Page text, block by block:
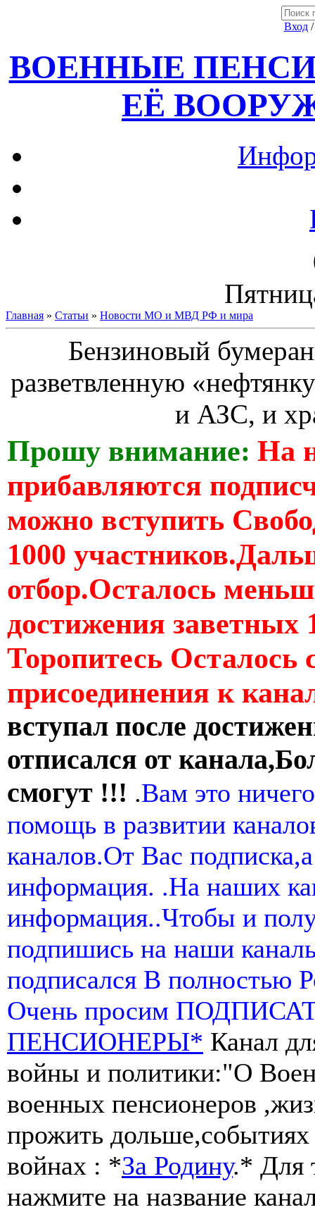
Вход
ВОЕННЫЕ
ЕЁ
Главная » Статьи » Новости МО и МВД РФ и мира
Бензиновый
разветвленную
и АЗС, и
Прошу внимание: На
прибавляются
можно вступить
1000
отбор.Осталось
достижения заветных
Торопитесь Осталось
присоединения к
вступал после
отписался от
смогут !!! .Вам это
помощь в развитии
каналов.От Вас
информация. .На наших
информация..Чтобы и
подпишись на наши
подписался В полностью
Очень просим
ПЕНСИОНЕРЫ* Канал
войны и политики:"О
военных пенсионеров
прожить
войнах : *За Родину.* Для
нажмите на название